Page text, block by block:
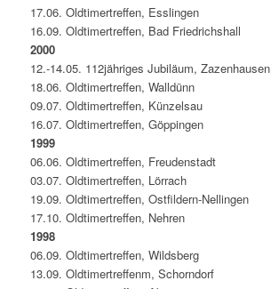
17.06. Oldtimertreffen, Esslingen
16.09. Oldtimertreffen, Bad Friedrichshall
2000
12.-14.05. 112jähriges Jubiläum, Zazenhausen
18.06. Oldtimertreffen, Walldünn
09.07. Oldtimertreffen, Künzelsau
16.07. Oldtimertreffen, Göppingen
1999
06.06. Oldtimertreffen, Freudenstadt
03.07. Oldtimertreffen, Lörrach
19.09. Oldtimertreffen, Ostfildern-Nellingen
17.10. Oldtimertreffen, Nehren
1998
06.09. Oldtimertreffen, Wildsberg
13.09. Oldtimertreffenm, Schorndorf